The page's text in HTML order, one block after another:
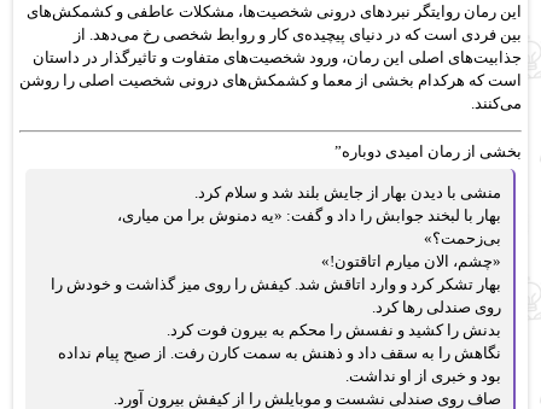
این رمان روایتگر نبردهای درونی شخصیت‌ها، مشکلات عاطفی و کشمکش‌های
بین فردی است که در دنیای پیچیده‌ی کار و روابط شخصی رخ می‌دهد. از
جذابیت‌های اصلی این رمان، ورود شخصیت‌های متفاوت و تاثیرگذار در داستان
است که هرکدام بخشی از معما و کشمکش‌های درونی شخصیت اصلی را روشن
می‌کنند.
بخشی از رمان امیدی دوباره”
منشی با دیدن بهار از جایش بلند شد و سلام کرد.
بهار با لبخند جوابش را داد و گفت: «یه دمنوش برا من میاری،
بی‌زحمت؟»
«چشم، الان میارم اتاقتون!»
بهار تشکر کرد و وارد اتاقش شد. کیفش را روی میز گذاشت و خودش را
روی صندلی رها کرد.
بدنش را کشید و نفسش را محکم به بیرون فوت کرد.
نگاهش را به سقف داد و ذهنش به سمت کارن رفت. از صبح پیام نداده
بود و خبری از او نداشت.
صاف روی صندلی نشست و موبایلش را از کیفش بیرون آورد.